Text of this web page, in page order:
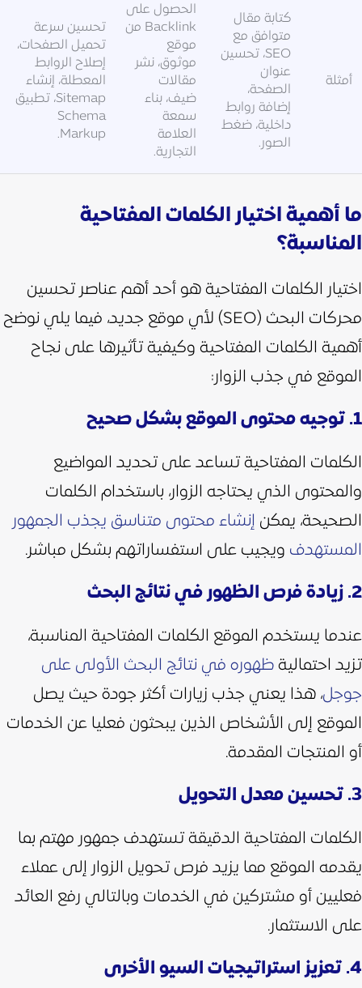
أمثلة
كتابة مقال
متوافق مع
SEO، تحسين
عنوان
الصفحة،
إضافة روابط
داخلية، ضغط
الصور.
الحصول على
Backlink من
موقع
موثوق، نشر
مقالات
ضيف، بناء
سمعة
العلامة
التجارية.
تحسين سرعة
تحميل الصفحات،
إصلاح الروابط
المعطلة، إنشاء
Sitemap، تطبيق
Schema
Markup.
ما أهمية اختيار الكلمات المفتاحية
المناسبة؟
اختيار الكلمات المفتاحية هو أحد أهم عناصر تحسين
محركات البحث (SEO) لأي موقع جديد، فيما يلي نوضح
أهمية الكلمات المفتاحية وكيفية تأثيرها على نجاح
الموقع في جذب الزوار:
1. توجيه محتوى الموقع بشكل صحيح
الكلمات المفتاحية تساعد على تحديد المواضيع
والمحتوى الذي يحتاجه الزوار، باستخدام الكلمات
الصحيحة، يمكن إنشاء محتوى متناسق يجذب الجمهور
المستهدف ويجيب على استفساراتهم بشكل مباشر.
2. زيادة فرص الظهور في نتائج البحث
عندما يستخدم الموقع الكلمات المفتاحية المناسبة،
تزيد احتمالية ظهوره في نتائج البحث الأولى على
جوجل، هذا يعني جذب زيارات أكثر جودة حيث يصل
الموقع إلى الأشخاص الذين يبحثون فعليا عن الخدمات
أو المنتجات المقدمة.
3. تحسين معدل التحويل
الكلمات المفتاحية الدقيقة تستهدف جمهور مهتم بما
يقدمه الموقع مما يزيد فرص تحويل الزوار إلى عملاء
فعليين أو مشتركين في الخدمات وبالتالي رفع العائد
على الاستثمار.
4. تعزيز استراتيجيات السيو الأخرى